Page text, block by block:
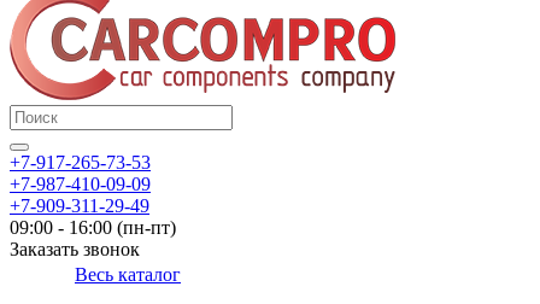
+7-917-265-73-53
+7-987-410-09-09
+7-909-311-29-49
09:00 - 16:00 (пн-пт)
Заказать звонок
Весь каталог